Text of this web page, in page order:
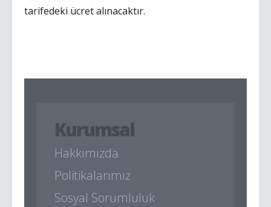
tarifedeki ücret alınacaktır.
Kurumsal
Hakkımızda
Politikalarımız
Sosyal Sorumluluk